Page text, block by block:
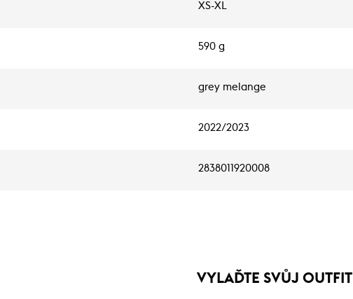
XS-XL
590 g
grey melange
2022/2023
2838011920008
VYLAĎTE SVŮJ OUTFIT